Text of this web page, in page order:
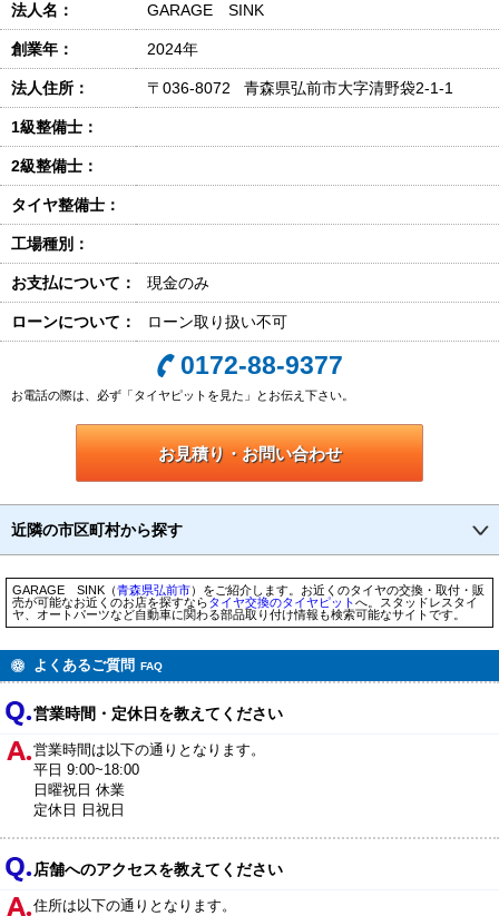
法人名： GARAGE SINK
創業年： 2024年
法人住所： 〒036-8072 青森県弘前市大字清野袋2-1-1
1級整備士：
2級整備士：
タイヤ整備士：
工場種別：
お支払について： 現金のみ
ローンについて： ローン取り扱い不可
0172-88-9377
お電話の際は、必ず「タイヤピットを見た」とお伝え下さい。
お見積り・お問い合わせ
近隣の市区町村から探す
GARAGE SINK（青森県弘前市）をご紹介します。お近くのタイヤの交換・取付・販
売が可能なお近くのお店を探すならタイヤ交換のタイヤピットへ。スタッドレスタイ
ヤ、オートパーツなど自動車に関わる部品取り付け情報も検索可能なサイトです。
よくあるご質問 FAQ
営業時間・定休日を教えてください
営業時間は以下の通りとなります。
平日 9:00~18:00
日曜祝日 休業
定休日 日祝日
店舗へのアクセスを教えてください
住所は以下の通りとなります。